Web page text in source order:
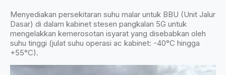
Menyediakan persekitaran suhu malar untuk BBU (Unit Jalur
Dasar) di dalam kabinet stesen pangkalan 5G untuk
mengelakkan kemerosotan isyarat yang disebabkan oleh
suhu tinggi (julat suhu operasi ac kabinet: -40°C hingga
+55°C).